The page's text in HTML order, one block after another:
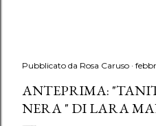
Pubblicato da Rosa Caruso
ANTEPRIMA:
NERA " DI LARA